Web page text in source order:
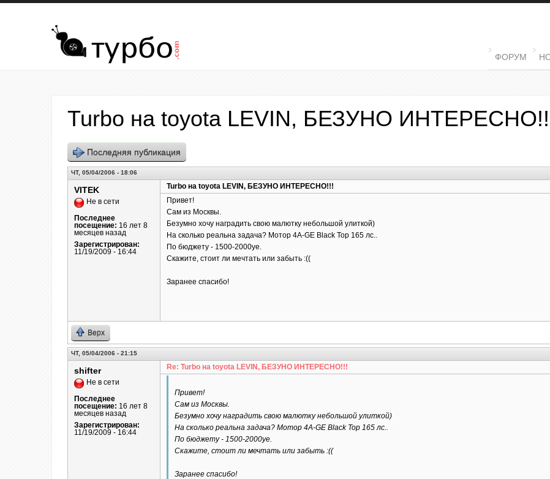
Перейти к основному содержанию
MAIN MENU
ФОРУМ
Turbo на toyota LEVIN, БЕЗУНО
Последняя публикация
ЧТ, 05/04/2006 - 18:06
VITEK
Не в сети
Последнее
посещение: 16 лет 8
месяцев назад
Зарегистрирован:
11/19/2009 - 16:44
Turbo на toyota LEVIN, БЕЗУНО ИНТЕРЕСНО!!!
Привет!
Сам из Москвы.
Безумно хочу наградить свою малютку небольшой улиткой)
На сколько реальна задача? Мотор 4A-GE Black Top 165 лс..
По бюджету - 1500-2000уе.
Скажите, стоит ли мечтать или забыть :((
Заранее спасибо!
Верх
ЧТ, 05/04/2006 - 21:15
shifter
Не в сети
Последнее
посещение: 16 лет 8
месяцев назад
Зарегистрирован:
11/19/2009 - 16:44
Re: Turbo на toyota LEVIN, БЕЗУНО ИНТЕРЕСНО!!!
Привет!
Сам из Москвы.
Безумно хочу наградить свою малютку небольшой улиткой)
На сколько реальна задача? Мотор 4A-GE Black Top 165 лс..
По бюджету - 1500-2000уе.
Скажите, стоит ли мечтать или забыть :((
Заранее спасибо!